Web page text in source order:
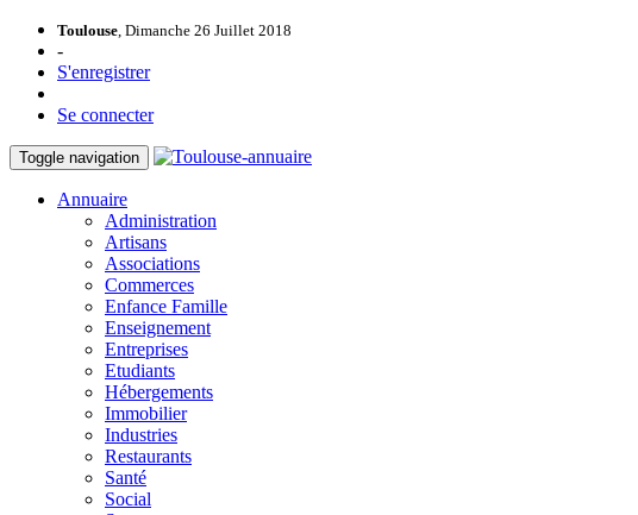
Toulouse, Dimanche 26 Juillet 2018
-
S'enregistrer
Se connecter
Toggle navigation
Annuaire
Administration
Artisans
Associations
Commerces
Enfance Famille
Enseignement
Entreprises
Etudiants
Hébergements
Immobilier
Industries
Restaurants
Santé
Social